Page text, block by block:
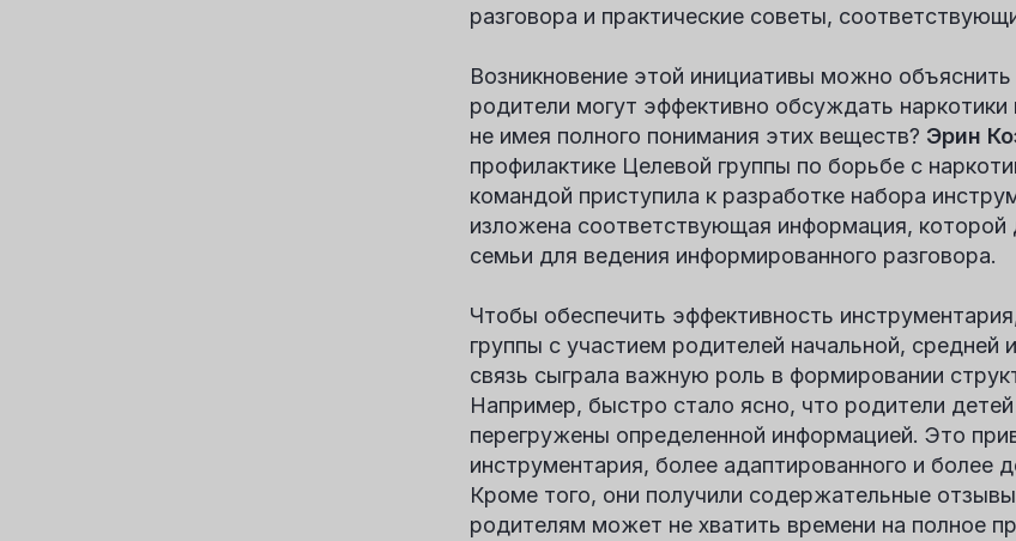
разговора и практические советы,
Возникновение этой инициативы можно
родители могут эффективно обсуждать
не имея полного понимания этих веществ? Эрин
профилактике Целевой группы по борьбе с
командой приступила к разработке набора
изложена соответствующая информация,
семьи для ведения информированного разговора.
Чтобы обеспечить эффективность
группы с участием родителей начальной,
связь сыграла важную роль в формировании
Например, быстро стало ясно, что родители
перегружены определенной информацией. Это
инструментария, более адаптированного и более
Кроме того, они получили содержательные
родителям может не хватить времени на полное